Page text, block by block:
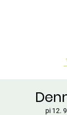
pi 12.